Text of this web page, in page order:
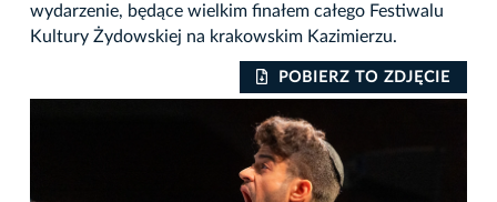
wydarzenie, będące wielkim finałem całego Festiwalu
Kultury Żydowskiej na krakowskim Kazimierzu.
POBIERZ TO ZDJĘCIE